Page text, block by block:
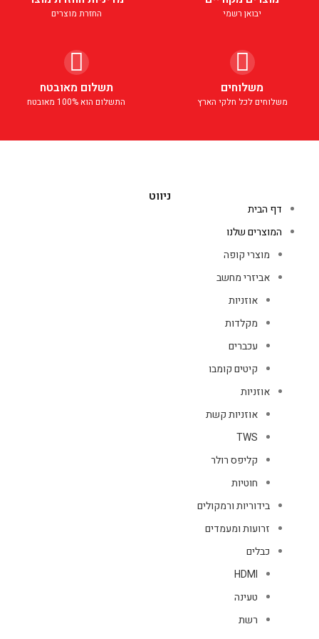
יבואן רשמי החזרת מוצרים
משלוחים
משלוחים לכל חלקי הארץ
תשלום מאובטח
התשלום הוא 100% מאובטח
ניווט
דף הבית
המוצרים שלנו
מוצרי קופה
אביזרי מחשב
אוזניות
מקלדות
עכברים
קיטים קומבו
אוזניות
אוזניות קשת
TWS
קליפס רולר
חוטיות
בידוריות ורמקולים
זרועות ומעמדים
כבלים
HDMI
טעינה
רשת